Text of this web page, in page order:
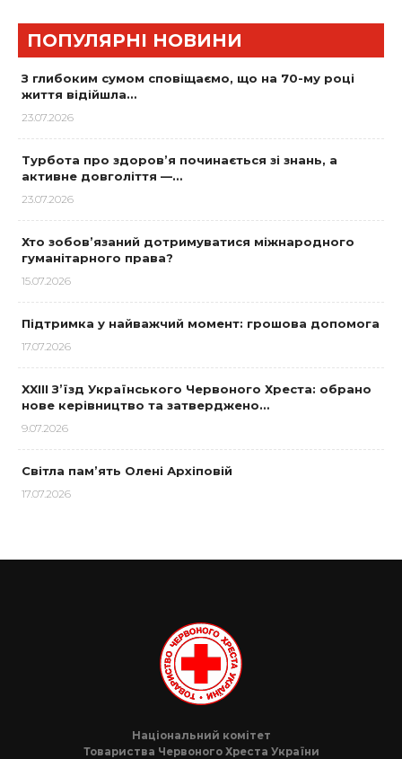
ПОПУЛЯРНІ НОВИНИ
З глибоким сумом сповіщаємо, що на 70-му році
життя відійшла…
23.07.2026
Турбота про здоров’я починається зі знань, а
активне довголіття —…
23.07.2026
Хто зобов’язаний дотримуватися міжнародного
гуманітарного права?
15.07.2026
Підтримка у найважчий момент: грошова допомога
17.07.2026
XXIII З’їзд Українського Червоного Хреста: обрано
нове керівництво та затверджено…
9.07.2026
Світла пам’ять Олені Архіповій
17.07.2026
Національний комітет
Товариства Червоного Хреста України